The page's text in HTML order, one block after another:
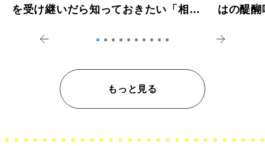
を受け継いだら知っておきたい「相続
はの醍
もっと見る